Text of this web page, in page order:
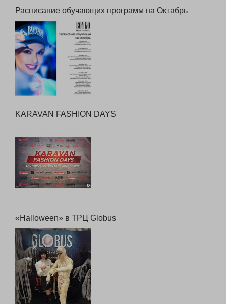
Расписание обучающих программ на Октабрь
KARAVAN FASHION DAYS
«Halloween» в ТРЦ Globus